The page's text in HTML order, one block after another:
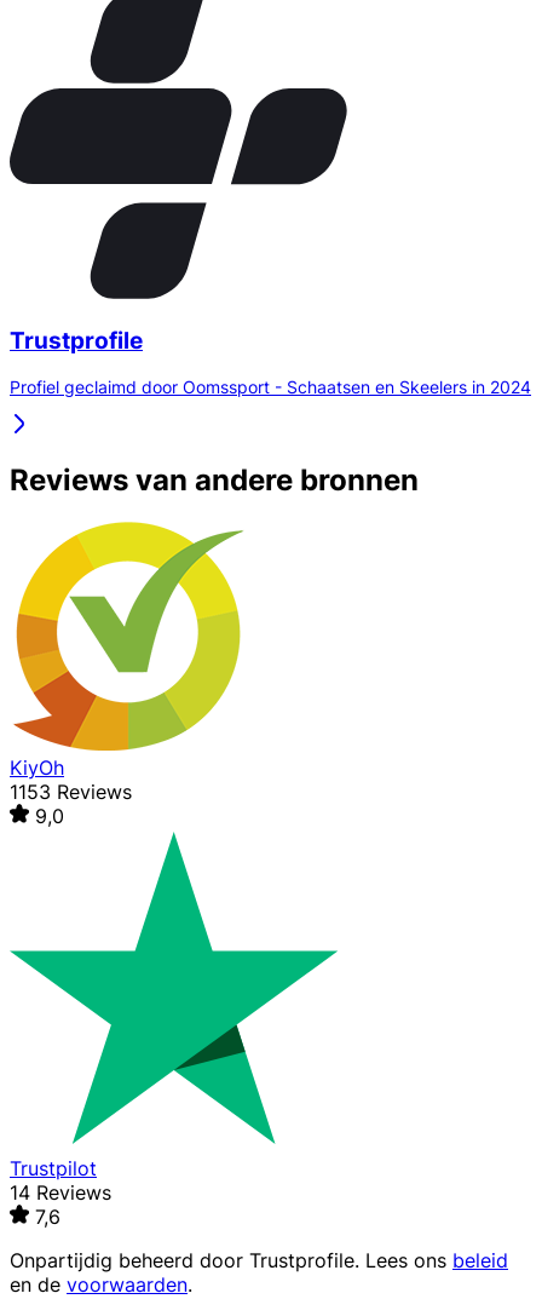
Trustprofile
Profiel geclaimd door Oomssport - Schaatsen en Skeelers in 2024
Reviews van andere bronnen
KiyOh
1153 Reviews
9,0
Trustpilot
14 Reviews
7,6
Onpartijdig beheerd door Trustprofile. Lees ons beleid
en de voorwaarden.